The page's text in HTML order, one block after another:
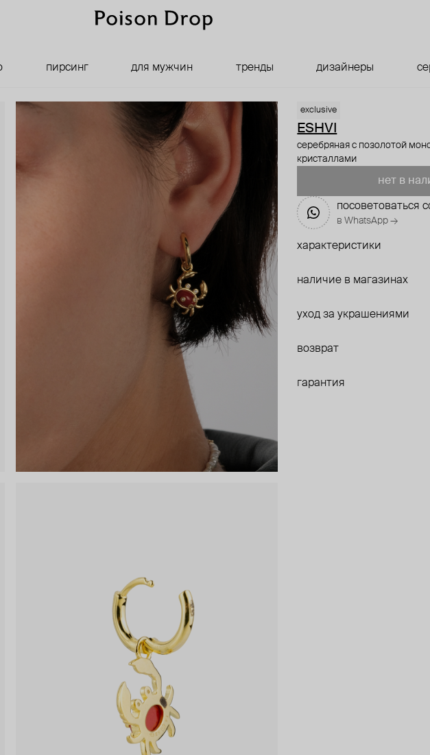
пирсинг для мужчин тренды дизайнеры
exclusive
ESHVI
серебряная с позолотой
кристаллами
нет в
посоветоваться
в WhatsApp →
характеристики
наличие в магазинах
уход за украшениями
возврат
гарантия